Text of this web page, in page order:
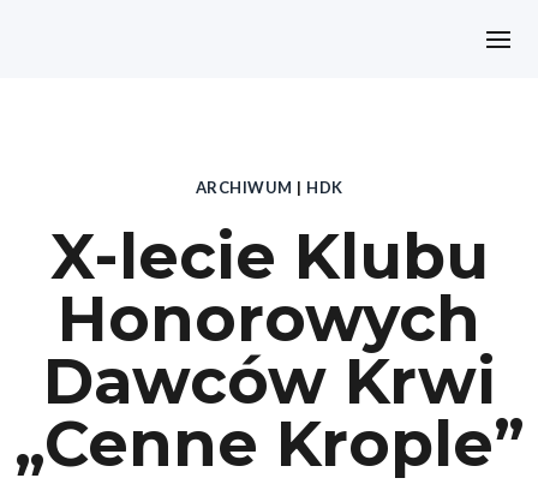
ARCHIWUM | HDK
X-lecie Klubu
Honorowych
Dawców Krwi
„Cenne Krople”